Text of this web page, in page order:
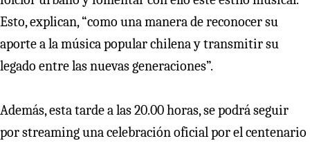
Esto, explican, “como una manera de reconocer su
aporte a la música popular chilena y transmitir su
legado entre las nuevas generaciones”.
Además, esta tarde a las 20.00 horas, se podrá seguir
por streaming una celebración oficial por el centenario